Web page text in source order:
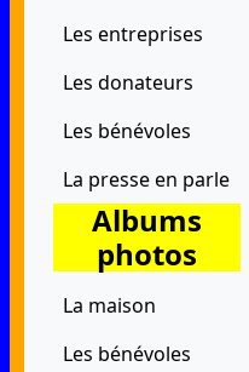
Les entreprises
Les donateurs
Les bénévoles
La presse en parle
Albums
photos
La maison
Les bénévoles